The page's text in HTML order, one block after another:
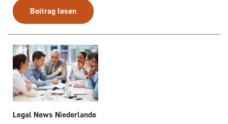
Beitrag lesen
Legal News Niederlande